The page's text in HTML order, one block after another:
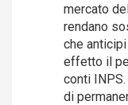
mercato
rendano
che
effetto il
conti
di